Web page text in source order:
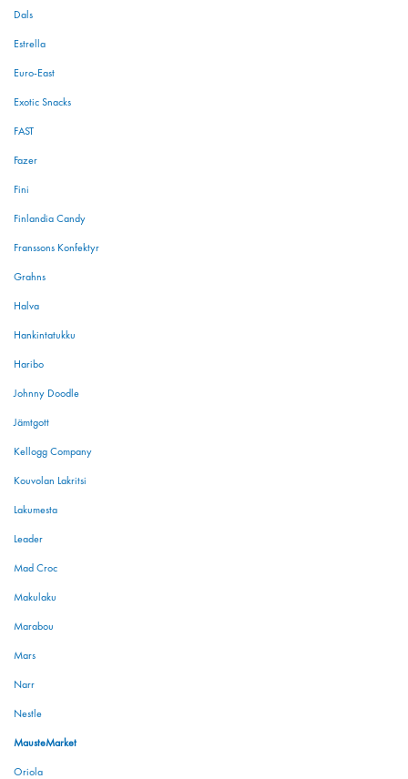
Dals
Estrella
Euro-East
Exotic Snacks
FAST
Fazer
Fini
Finlandia Candy
Franssons Konfektyr
Grahns
Halva
Hankintatukku
Haribo
Johnny Doodle
Jämtgott
Kellogg Company
Kouvolan Lakritsi
Lakumesta
Leader
Mad Croc
Makulaku
Marabou
Mars
Narr
Nestle
MausteMarket
Oriola